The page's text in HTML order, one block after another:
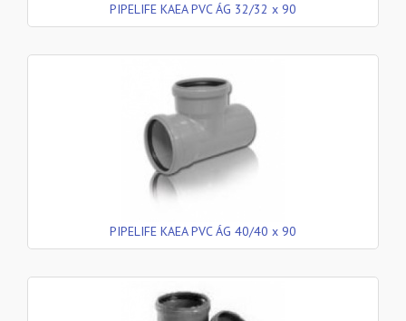
PIPELIFE KAEA PVC ÁG 32/32 x 90
PIPELIFE KAEA PVC ÁG 40/40 x 90